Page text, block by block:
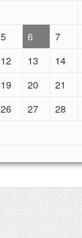
5 6 7
12 13 14
19 20 21
26 27 28